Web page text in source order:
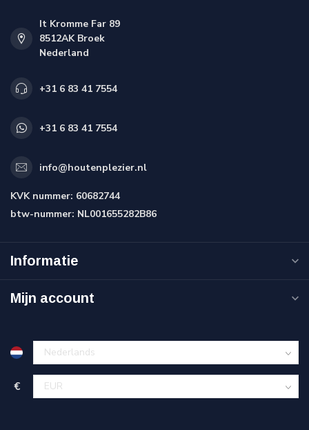
It Kromme Far 89
8512AK Broek
Nederland
+31 6 83 41 7554
+31 6 83 41 7554
info@houtenplezier.nl
KVK nummer: 60682744
btw-nummer: NL001655282B86
Informatie
Mijn account
€